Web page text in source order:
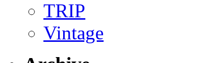
TRIP
Vintage